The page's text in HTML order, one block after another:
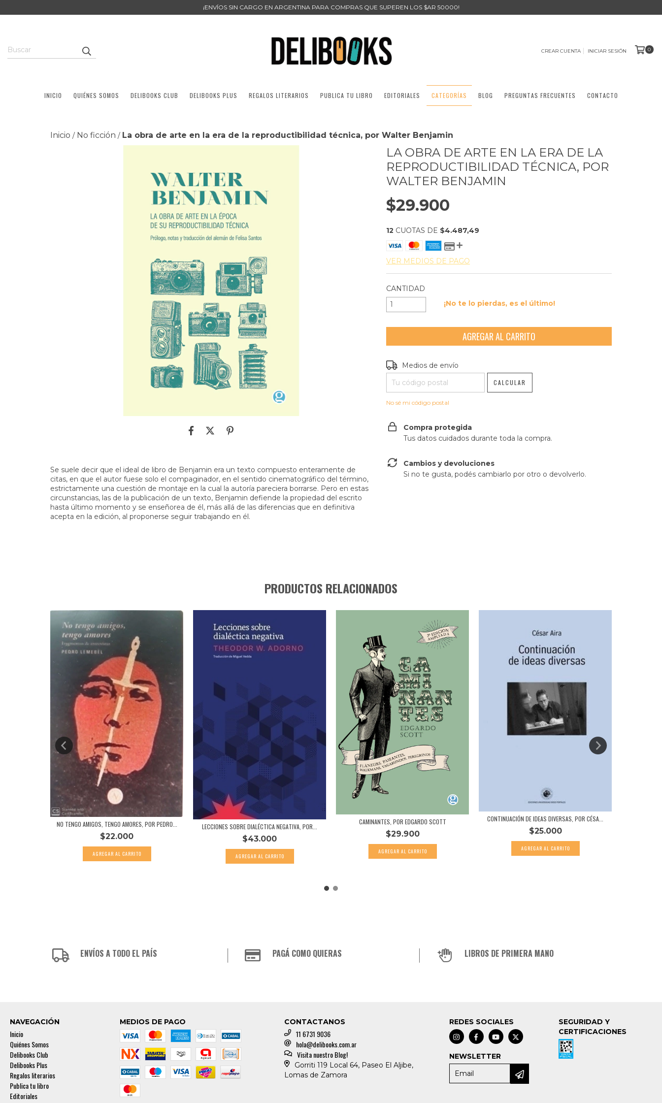
¡ENVÍOS SIN CARGO EN ARGENTINA PARA COMPRAS QUE SUPEREN LOS $AR 50000!
CREAR CUENTA INICIAR SESIÓN 0
INICIO QUIÉNES SOMOS DELIBOOKS CLUB DELIBOOKS PLUS REGALOS LITERARIOS PUBLICA TU LIBRO EDITORIALES CATEGORÍAS BLOG PREGUNTAS FRECUENTES CONTACTO
Inicio / No ficción / La obra de arte en la era de la reproductibilidad técnica, por Walter Benjamin
Se suele decir que el ideal de libro de Benjamin era un texto compuesto enteramente de
citas, en que el autor fuese solo el compaginador, en el sentido cinematográfico del término,
estrictamente una cuestión de montaje en la cual la autoría pareciera borrarse. Pero en estas
circunstancias, las de la publicación de un texto, Benjamin defiende la propiedad del escrito
hasta último momento y se enseñorea de él, más allá de las diferencias que en definitiva
acepta en la edición, al proponerse seguir trabajando en él.
LA OBRA DE ARTE EN LA ERA DE LA
REPRODUCTIBILIDAD TÉCNICA, POR
WALTER BENJAMIN
$29.900
12 CUOTAS DE $4.487,49
VER MEDIOS DE PAGO
CANTIDAD
¡No te lo pierdas, es el último!
Entregas para el CP:
Medios de envío
CALCULAR
No sé mi código postal
Compra protegida
Tus datos cuidados durante toda la compra.
Cambios y devoluciones
Si no te gusta, podés cambiarlo por otro o devolverlo.
PRODUCTOS RELACIONADOS
NO TENGO AMIGOS, TENGO AMORES, POR PEDRO...
$22.000
LECCIONES SOBRE DIALÉCTICA NEGATIVA, POR...
$43.000
CAMINANTES, POR EDGARDO SCOTT
$29.900
CONTINUACIÓN DE IDEAS DIVERSAS, POR CÉSA...
$25.000
ENVÍOS A TODO EL PAÍS PAGÁ COMO QUIERAS LIBROS DE PRIMERA MANO
NAVEGACIÓN
Inicio
Quiénes Somos
Delibooks Club
Delibooks Plus
Regalos literarios
Publica tu libro
Editoriales
MEDIOS DE PAGO CONTACTANOS
11 6731 9036
hola@delibooks.com.ar
Visita nuestro Blog!
Gorriti 119 Local 64, Paseo El Aljibe,
Lomas de Zamora
REDES SOCIALES
NEWSLETTER
SEGURIDAD Y
CERTIFICACIONES